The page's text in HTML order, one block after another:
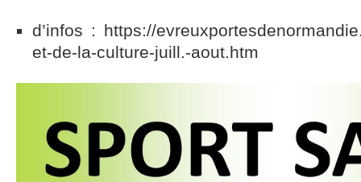
d’infos : https://
et-de-la-culture-juill.-aout.htm